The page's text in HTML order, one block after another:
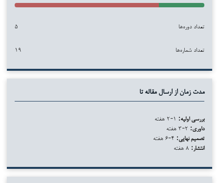
تعداد دوره‌ها ۵
تعداد شماره‌ها ۱۹
مدت زمان از ارسال مقاله تا
بررسی اولیه:
داوری:
تصمیم نهایی:
انتشار: